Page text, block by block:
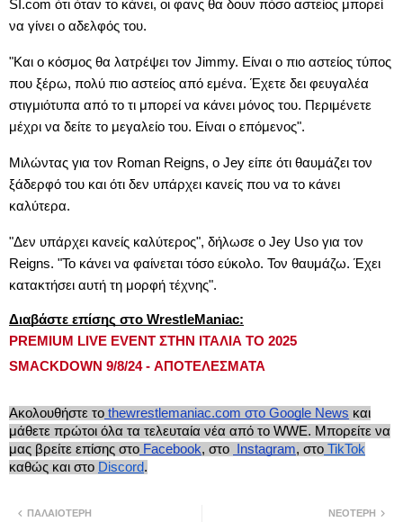
SI.com ότι όταν το κάνει, οι φανς θα δουν πόσο αστείος μπορεί
να γίνει ο αδελφός του.
"Και ο κόσμος θα λατρέψει τον Jimmy. Είναι ο πιο αστείος τύπος
που ξέρω, πολύ πιο αστείος από εμένα. Έχετε δει φευγαλέα
στιγμιότυπα από το τι μπορεί να κάνει μόνος του. Περιμένετε
μέχρι να δείτε το μεγαλείο του. Είναι ο επόμενος".
Μιλώντας για τον Roman Reigns, ο Jey είπε ότι θαυμάζει τον
ξάδερφό του και ότι δεν υπάρχει κανείς που να το κάνει
καλύτερα.
"Δεν υπάρχει κανείς καλύτερος", δήλωσε ο Jey Uso για τον
Reigns. "Το κάνει να φαίνεται τόσο εύκολο. Τον θαυμάζω. Έχει
κατακτήσει αυτή τη μορφή τέχνης".
Διαβάστε επίσης στο WrestleManiac:
PREMIUM LIVE EVENT ΣΤΗΝ ΙΤΑΛΙΑ ΤΟ 2025
SMACKDOWN 9/8/24 - ΑΠΟΤΕΛΕΣΜΑΤΑ
Ακολουθήστε το thewrestlemaniac.com στο Google News και
μάθετε πρώτοι όλα τα τελευταία νέα από το WWE. Μπορείτε να
μας βρείτε επίσης στο Facebook, στο Instagram, στο TikTok
καθώς και στο Discord.
ΝΕΌΤΕΡΗ
ΠΑΛΑΙΌΤΕΡΗ